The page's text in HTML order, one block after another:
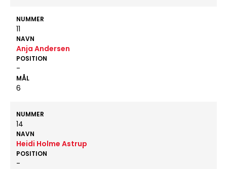
NUMMER
11
NAVN
Anja Andersen
POSITION
-
MÅL
6
NUMMER
14
NAVN
Heidi Holme Astrup
POSITION
-